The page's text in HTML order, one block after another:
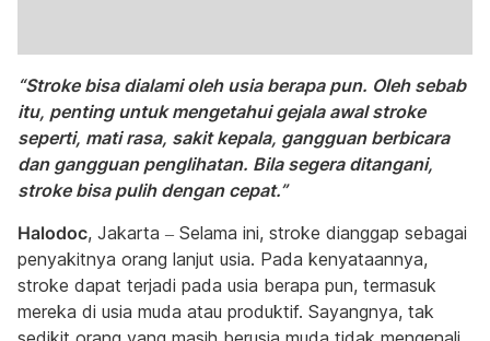
“Stroke bisa dialami oleh usia berapa pun. Oleh sebab
itu, penting untuk mengetahui gejala awal stroke
seperti, mati rasa, sakit kepala, gangguan berbicara
dan gangguan penglihatan. Bila segera ditangani,
stroke bisa pulih dengan cepat.”
Halodoc, Jakarta – Selama ini, stroke dianggap sebagai
penyakitnya orang lanjut usia. Pada kenyataannya,
stroke dapat terjadi pada usia berapa pun, termasuk
mereka di usia muda atau produktif. Sayangnya, tak